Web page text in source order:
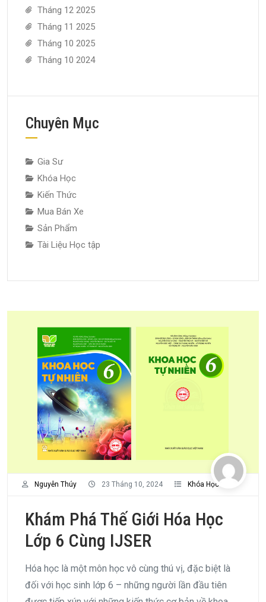
Nguyễn Thúy 23 Tháng 10, 2024 Khóa Học
Khám Phá Thế Giới Hóa Học
Lớp 6 Cùng IJSER
Hóa học là một môn học vô cùng thú vị, đặc biệt là
đối với học sinh lớp 6 – những người lần đầu tiên
Tháng 12 2025
Tháng 11 2025
Tháng 10 2025
Tháng 10 2024
Chuyên Mục
Gia Sư
Khóa Học
Kiến Thức
Mua Bán Xe
Sản Phẩm
Tài Liệu Học tập